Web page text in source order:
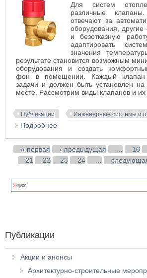
Для систем
различные
отвечают за
оборудования, другие
и безотказную
адаптировать
значения
результате становится возможным
оборудования и создать
фон в помещении. Каждый клапан
задачи и должен быть установлен на
месте. Рассмотрим виды клапанов и их
Публикации Инженерные системы и
Подробнее
Страницы
« первая ‹ предыдущая 16
21
22 23 24
Публикации
Акции и анонсы
Архитектурно-строительные